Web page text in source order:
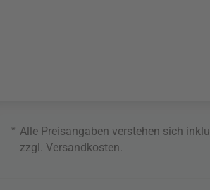
* Alle Preisangaben verstehen sich
zzgl. Versandkosten